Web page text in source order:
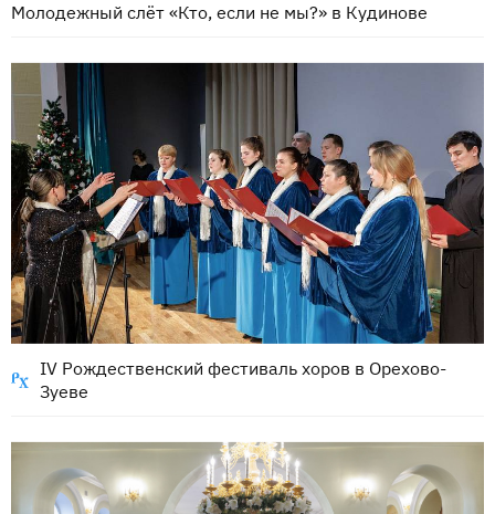
Молодежный слёт «Кто, если не мы?» в Кудинове
IV Рождественский фестиваль хоров в Орехово-
Зуеве